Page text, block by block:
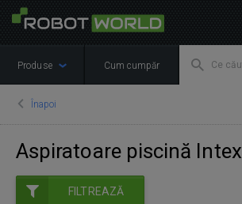
Produse Cum cumpăr
Înapoi
Aspiratoare piscină Intex
FILTREAZĂ